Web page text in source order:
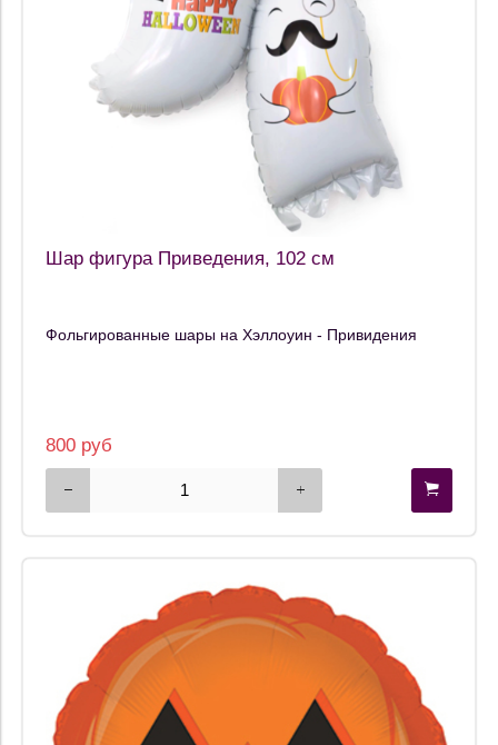
Шар фигура Приведения, 102 см
Фольгированные шары на Хэллоуин - Привидения
800 руб